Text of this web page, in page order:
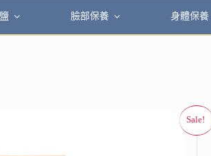
臉部保養 身體保養